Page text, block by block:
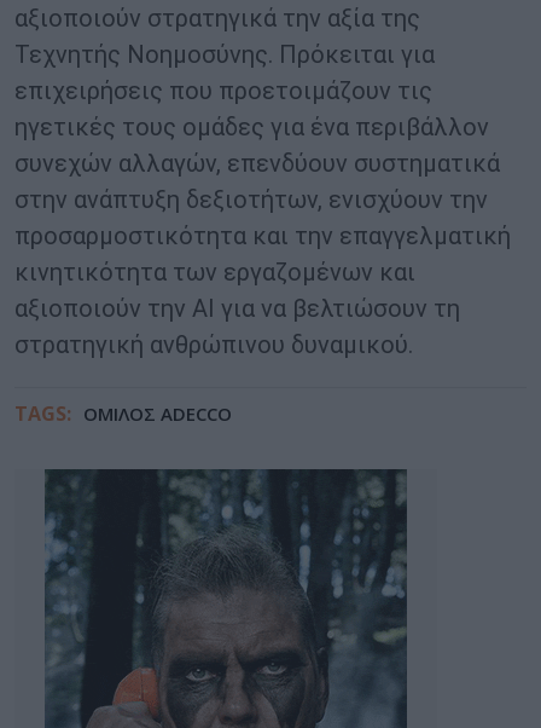
αξιοποιούν στρατηγικά την αξία της
Τεχνητής Νοημοσύνης. Πρόκειται για
επιχειρήσεις που προετοιμάζουν τις
ηγετικές τους ομάδες για ένα περιβάλλον
συνεχών αλλαγών, επενδύουν συστηματικά
στην ανάπτυξη δεξιοτήτων, ενισχύουν την
προσαρμοστικότητα και την επαγγελματική
κινητικότητα των εργαζομένων και
αξιοποιούν την AI για να βελτιώσουν τη
στρατηγική ανθρώπινου δυναμικού.
TAGS: ΟΜΙΛΟΣ ADECCO